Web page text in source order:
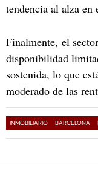
tendencia al alza en
Finalmente, el sector
disponibilidad
sostenida, lo que
moderado de las
INMOBILIARIO BARCELONA